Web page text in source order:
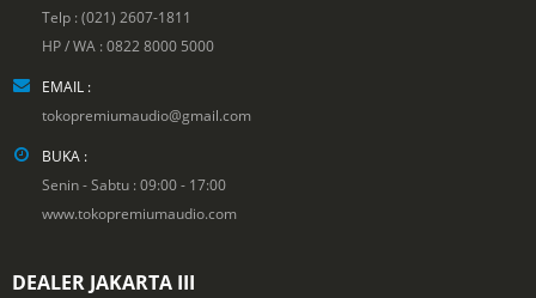
Telp : (021) 2607-1811
HP / WA : 0822 8000 5000
EMAIL :
tokopremiumaudio@gmail.com
BUKA :
Senin - Sabtu : 09:00 - 17:00
www.tokopremiumaudio.com
DEALER JAKARTA III